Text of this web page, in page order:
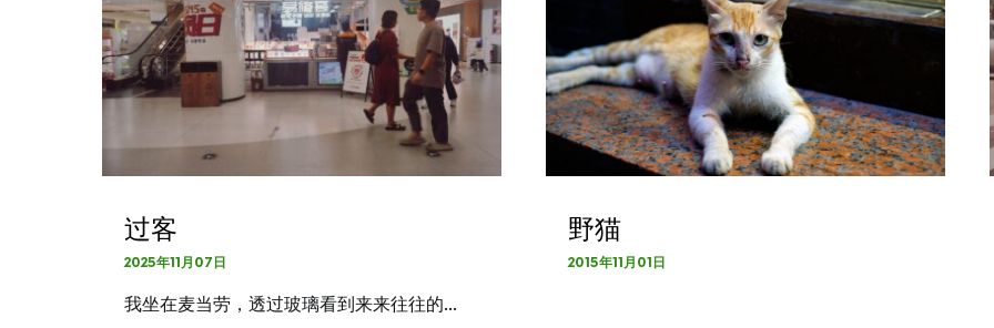
过客
2025年11月07日
我坐在麦当劳，透过玻璃看到来来往往的…
野猫
2015年11月01日